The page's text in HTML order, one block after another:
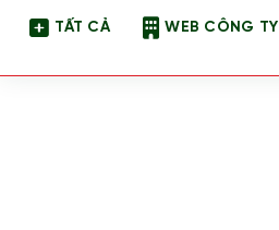
TẤT CẢ WEB CÔNG TY